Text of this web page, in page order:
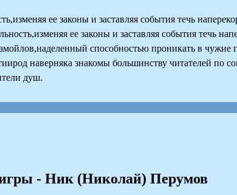
ее законы и заставляя события течь
ее законы и заставляя события течь
способностью проникать в чужие
наверняка знакомы большинству читателей по
душ.
- Ник (Николай) Перумов